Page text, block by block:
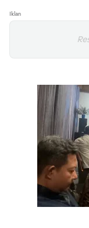
Iklan